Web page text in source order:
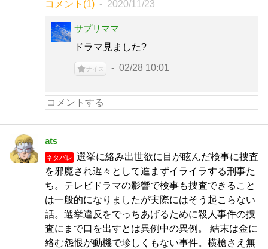
コメント(1) 2020/11/23
サプリママ
ドラマ見ました?
ナイス 02/28 10:01
ats
ネタバレ
選挙に絡み出世欲に目が眩んだ検事に捜査
を邪魔され遅々として進まずイライラする刑事た
ち。テレビドラマの影響で検事も捜査できること
は一般的になりましたが実際にはそう起こらない
話。選挙違反をでっちあげるために殺人事件の捜
査にまで口を出すとは異例中の異例。 結末は金に
絡む怨恨が動機で珍しくもない事件。横槍さえ無